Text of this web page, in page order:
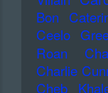
Bon
Ceelo
Roan
Charlie
Cheb